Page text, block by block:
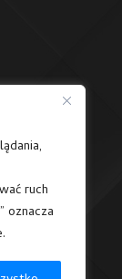
ruch
oznacza